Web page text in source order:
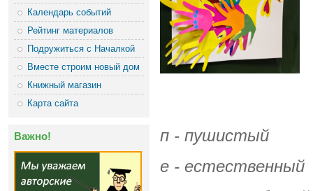
Календарь событий
Рейтинг материалов
Подружиться с Началкой
Вместе строим новый дом
Книжный магазин
Карта сайта
Важно! п - пушистый
е - естественный